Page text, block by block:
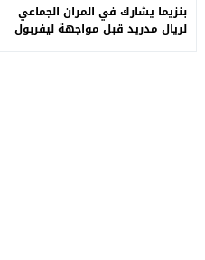
بنزيما يشارك في المران الجماعي
لريال مدريد قبل مواجهة ليفربول